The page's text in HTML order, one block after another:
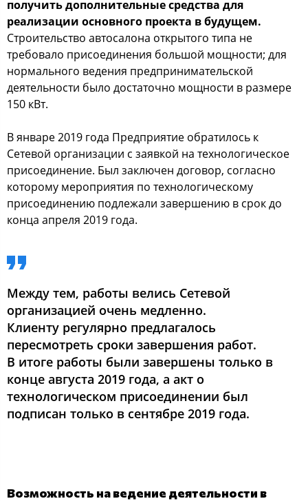
получить дополнительные средства для
реализации основного проекта в будущем.
Строительство автосалона открытого типа не
требовало присоединения большой мощности; для
нормального ведения предпринимательской
деятельности было достаточно мощности в размере
150 кВт.
В январе 2019 года Предприятие обратилось к
Сетевой организации с заявкой на технологическое
присоединение. Был заключен договор, согласно
которому мероприятия по технологическому
присоединению подлежали завершению в срок до
конца апреля 2019 года.
Между тем, работы велись Сетевой
организацией очень медленно.
Клиенту регулярно предлагалось
пересмотреть сроки завершения работ.
В итоге работы были завершены только в
конце августа 2019 года, а акт о
технологическом присоединении был
подписан только в сентябре 2019 года.
Возможность на ведение деятельности в